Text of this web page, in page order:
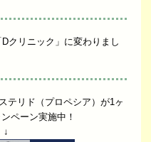
クリニック」に変わりまし
テリド（プロペシア）が1ヶ
ペーン実施中！